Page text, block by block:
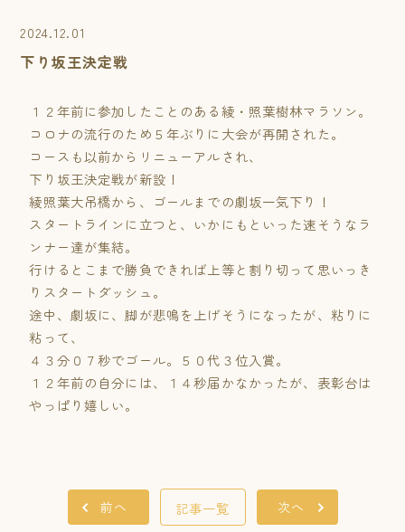
2024.12.01
下り坂王決定戦
１２年前に参加したことのある綾・照葉樹林マラソン。
コロナの流行のため５年ぶりに大会が再開された。
コースも以前からリニューアルされ、
下り坂王決定戦が新設！
綾照葉大吊橋から、ゴールまでの劇坂一気下り！
スタートラインに立つと、いかにもといった速そうなラ
ンナー達が集結。
行けるとこまで勝負できれば上等と割り切って思いっき
りスタートダッシュ。
途中、劇坂に、脚が悲鳴を上げそうになったが、粘りに
粘って、
４３分０７秒でゴール。５０代３位入賞。
１２年前の自分には、１４秒届かなかったが、表彰台は
やっぱり嬉しい。
前へ 記事一覧 次へ